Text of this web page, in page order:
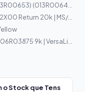
Lexmark Cartridge Black 51B2X00 Return 20k | MS/MX 517,...
o Stock que Tens